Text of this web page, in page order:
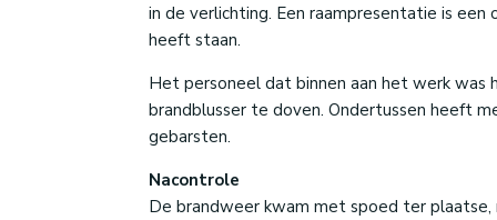
in de verlichting. Een raampresentatie is
heeft staan.
Het personeel dat binnen aan het werk
brandblusser te doven. Ondertussen heeft
gebarsten.
Nacontrole
De brandweer kwam met spoed ter